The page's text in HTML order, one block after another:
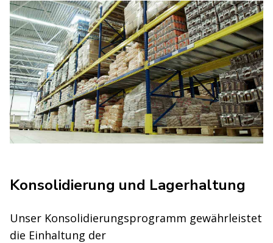
Konsolidierung und Lagerhaltung
Unser Konsolidierungsprogramm gewährleistet
die Einhaltung der